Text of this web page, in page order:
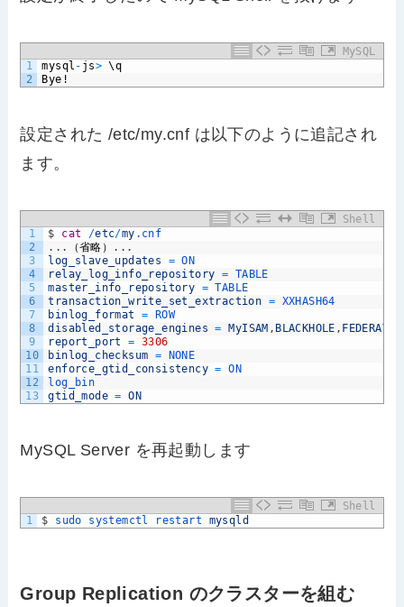
MySQL
1
2
mysql - js> \q
Bye!
設定された /etc/my.cnf は以下のように追記され
ます。
Shell
1
2
3
4
5
6
7
8
9
10
11
12
13
$ cat /etc/my .cnf
. . . （省略） . . .
log_slave_updates
= ON
relay_log_info_repository = TABLE
master_info_repository = TABLE
transaction_write_set_extraction = XXHASH64
binlog_format
= ROW
disabled_storage_engines
= MyISAM , BLACKHOLE , FEDERATED
report_port
= 3306
binlog_checksum = NONE
enforce_gtid_consistency = ON
log_bin
gtid_mode = ON
MySQL Server を再起動します
Shell
1
$ sudo systemctl restart mysqld
Group Replication のクラスターを組む